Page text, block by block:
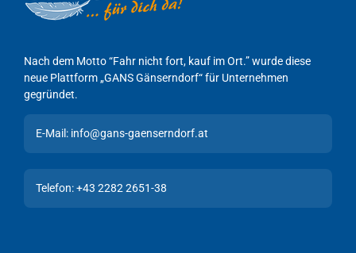
Nach dem Motto “Fahr nicht fort, kauf im Ort.” wurde diese
neue Plattform „GANS Gänserndorf“ für Unternehmen
gegründet.
E-Mail: info@gans-gaenserndorf.at
Telefon: +43 2282 2651-38